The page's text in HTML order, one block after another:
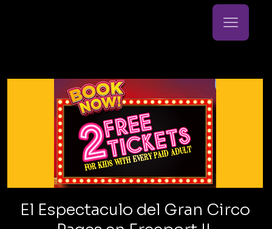
El Espectaculo del Gran Circo